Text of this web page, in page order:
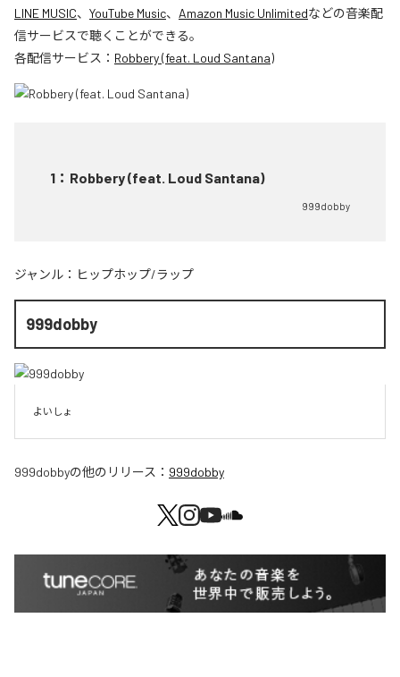
LINE MUSIC、 YouTube Music、 Amazon Music Unlimitedなどの音楽配
信サービスで聴くことができる。
各配信サービス： Robbery (feat. Loud Santana)
1 ： Robbery (feat. Loud Santana)
999dobby
ジャンル： ヒップホップ/ラップ
999dobby
よいしょ
999dobbyの他のリリース： 999dobby